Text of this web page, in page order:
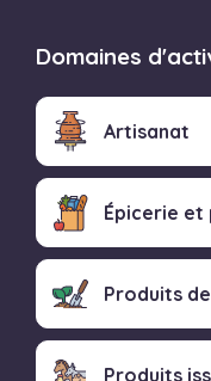
Domaines
Artisanat
Épicerie
Produits
Produits